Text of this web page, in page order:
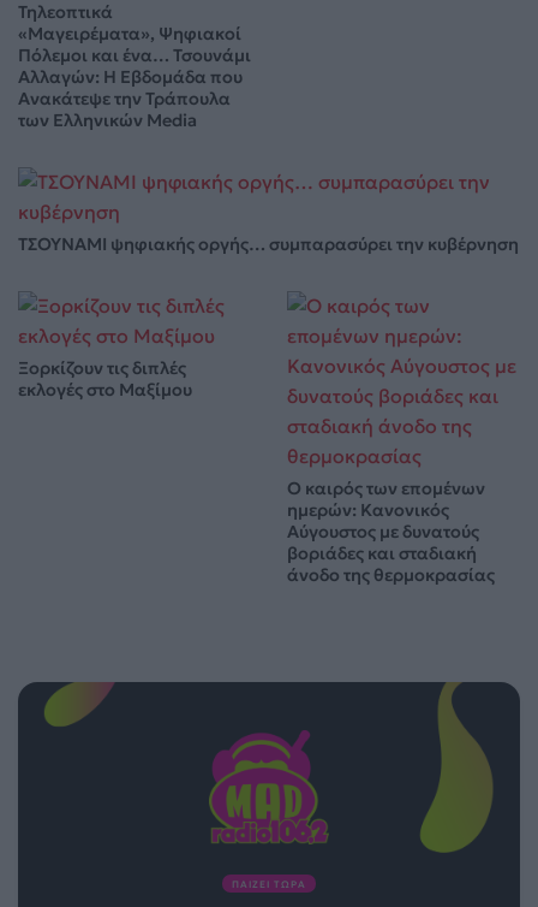
Τηλεοπτικά
«Μαγειρέματα», Ψηφιακοί
Πόλεμοι και ένα… Τσουνάμι
Αλλαγών: Η Εβδομάδα που
Ανακάτεψε την Τράπουλα
των Ελληνικών Media
ΤΣΟΥΝΑΜΙ ψηφιακής οργής… συμπαρασύρει την κυβέρνηση
Ξορκίζουν τις διπλές
εκλογές στο Μαξίμου
Ο καιρός των επομένων
ημερών: Κανονικός
Αύγουστος με δυνατούς
βοριάδες και σταδιακή
άνοδο της θερμοκρασίας
ΠΑΙΖΕΙ ΤΩΡΑ